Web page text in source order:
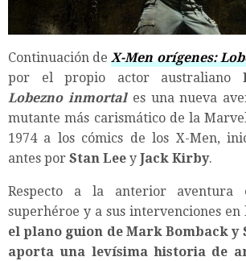
Continuación deX-Men orígenes:
por el propio actor australiano
Lobezno inmortales una nueva
mutante más carismático de la
1974 a los cómics de los X-Men,
antes por Stan Lee y Jack Kirby.
Respecto a la anterior aventura
superhéroe y a sus intervenciones
el plano guion de Mark Bomback y
aporta una levísima historia de